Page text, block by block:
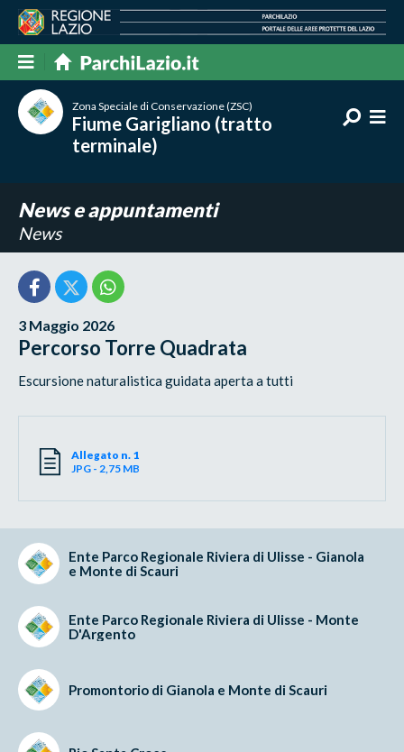
Zona Speciale di Conservazione (ZSC)
Fiume Garigliano (tratto
terminale)
News e appuntamenti
News
3 Maggio 2026
Percorso Torre Quadrata
Escursione naturalistica guidata aperta a tutti
Allegato n. 1
JPG - 2,75 MB
Ente Parco Regionale Riviera di Ulisse - Gianola
e Monte di Scauri
Ente Parco Regionale Riviera di Ulisse - Monte
D'Argento
Promontorio di Gianola e Monte di Scauri